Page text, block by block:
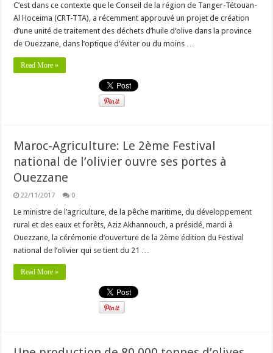
C’est dans ce contexte que le Conseil de la région de Tanger-Tétouan-
Al Hoceima (CRT-TTA), a récemment approuvé un projet de création
d’une unité de traitement des déchets d’huile d’olive dans la province
de Ouezzane, dans l’optique d’éviter ou du moins …
Read More »
Maroc-Agriculture: Le 2ème Festival
national de l’olivier ouvre ses portes à
Ouezzane
22/11/2017 0
Le ministre de l’agriculture, de la pêche maritime, du développement
rural et des eaux et forêts, Aziz Akhannouch, a présidé, mardi à
Ouezzane, la cérémonie d’ouverture de la 2ème édition du Festival
national de l’olivier qui se tient du 21 …
Read More »